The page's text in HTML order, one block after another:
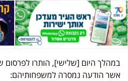
במהלך היום [שלישי], הותרו
אשר הודעה נמסרה למשפחותיהם: